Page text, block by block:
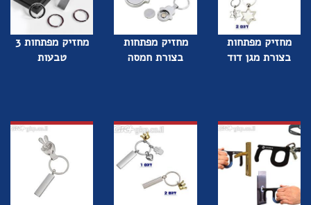
מחזיק מפתחות
בצורת מגן דוד
מחזיק מפתחות
בצורת חמסה
מחזיק מפתחות 3
טבעות